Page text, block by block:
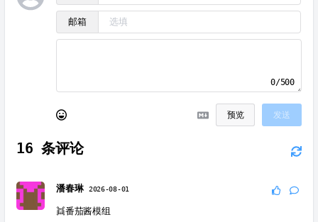
邮箱
0/500
预览 发送
16 条评论
潘春琳 2026-08-01
👯番茄酱模组